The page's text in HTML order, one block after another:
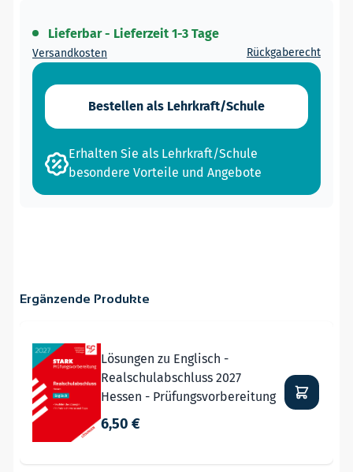
Lieferbar - Lieferzeit 1-3 Tage
Versandkosten Rückgaberecht
Bestellen als Lehrkraft/Schule
Erhalten Sie als Lehrkraft/Schule
besondere Vorteile und Angebote
Ergänzende Produkte
Lösungen zu Englisch -
Realschulabschluss 2027
Hessen - Prüfungsvorbereitung
6,50 €